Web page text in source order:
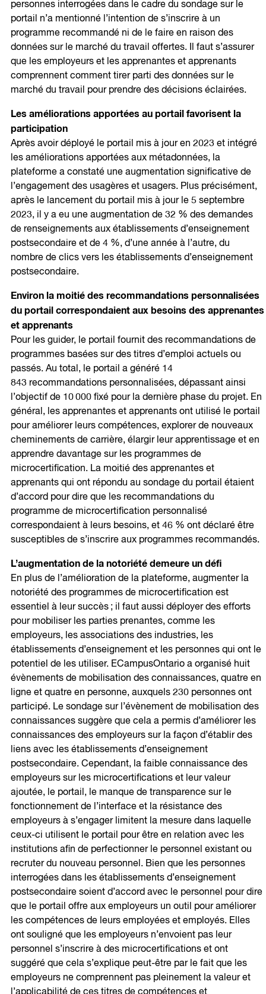
personnes interrogées dans le cadre du sondage sur le
portail n’a mentionné l’intention de s’inscrire à un
programme recommandé ni de le faire en raison des
données sur le marché du travail offertes. Il faut s’assurer
que les employeurs et les apprenantes et apprenants
comprennent comment tirer parti des données sur le
marché du travail pour prendre des décisions éclairées.
Les améliorations apportées au portail favorisent la
participation
Après avoir déployé le portail mis à jour en 2023 et intégré
les améliorations apportées aux métadonnées, la
plateforme a constaté une augmentation significative de
l’engagement des usagères et usagers. Plus précisément,
après le lancement du portail mis à jour le 5 septembre
2023, il y a eu une augmentation de 32 % des demandes
de renseignements aux établissements d’enseignement
postsecondaire et de 4 %, d’une année à l’autre, du
nombre de clics vers les établissements d’enseignement
postsecondaire.
Environ la moitié des recommandations personnalisées
du portail correspondaient aux besoins des apprenantes
et apprenants
Pour les guider, le portail fournit des recommandations de
programmes basées sur des titres d’emploi actuels ou
passés. Au total, le portail a généré 14
843 recommandations personnalisées, dépassant ainsi
l’objectif de 10 000 fixé pour la dernière phase du projet. En
général, les apprenantes et apprenants ont utilisé le portail
pour améliorer leurs compétences, explorer de nouveaux
cheminements de carrière, élargir leur apprentissage et en
apprendre davantage sur les programmes de
microcertification. La moitié des apprenantes et
apprenants qui ont répondu au sondage du portail étaient
d’accord pour dire que les recommandations du
programme de microcertification personnalisé
correspondaient à leurs besoins, et 46 % ont déclaré être
susceptibles de s’inscrire aux programmes recommandés.
L’augmentation de la notoriété demeure un défi
En plus de l’amélioration de la plateforme, augmenter la
notoriété des programmes de microcertification est
essentiel à leur succès ; il faut aussi déployer des efforts
pour mobiliser les parties prenantes, comme les
employeurs, les associations des industries, les
établissements d’enseignement et les personnes qui ont le
potentiel de les utiliser. ECampusOntario a organisé huit
évènements de mobilisation des connaissances, quatre en
ligne et quatre en personne, auxquels 230 personnes ont
participé. Le sondage sur l’évènement de mobilisation des
connaissances suggère que cela a permis d’améliorer les
connaissances des employeurs sur la façon d’établir des
liens avec les établissements d’enseignement
postsecondaire. Cependant, la faible connaissance des
employeurs sur les microcertifications et leur valeur
ajoutée, le portail, le manque de transparence sur le
fonctionnement de l’interface et la résistance des
employeurs à s’engager limitent la mesure dans laquelle
ceux-ci utilisent le portail pour être en relation avec les
institutions afin de perfectionner le personnel existant ou
recruter du nouveau personnel. Bien que les personnes
interrogées dans les établissements d’enseignement
postsecondaire soient d’accord avec le personnel pour dire
que le portail offre aux employeurs un outil pour améliorer
les compétences de leurs employées et employés. Elles
ont souligné que les employeurs n’envoient pas leur
personnel s’inscrire à des microcertifications et ont
suggéré que cela s’explique peut-être par le fait que les
employeurs ne comprennent pas pleinement la valeur et
l’applicabilité de ces titres de compétences et